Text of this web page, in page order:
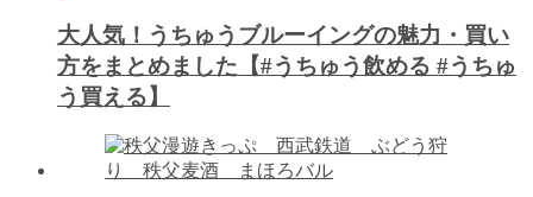
大人気！うちゅうブルーイングの魅力・買い
方をまとめました【#うちゅう飲める #うちゅ
う買える】